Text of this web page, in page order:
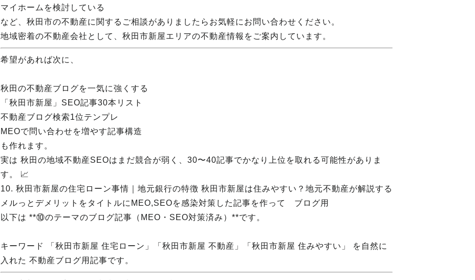
マイホームを検討している
など、秋田市の不動産に関するご相談がありましたらお気軽にお問い合わせください。
地域密着の不動産会社として、秋田市新屋エリアの不動産情報をご案内しています。
希望があれば次に、
秋田の不動産ブログを一気に強くする
「秋田市新屋」SEO記事30本リスト
不動産ブログ検索1位テンプレ
MEOで問い合わせを増やす記事構造
も作れます。
実は 秋田の地域不動産SEOはまだ競合が弱く、30〜40記事でかなり上位を取れる可能性がありま
す。 📈
10. 秋田市新屋の住宅ローン事情｜地元銀行の特徴 秋田市新屋は住みやすい？地元不動産が解説する
メルっとデメリットをタイトルにMEO,SEOを感染対策した記事を作って ブログ用
以下は **⑩のテーマのブログ記事（MEO・SEO対策済み）**です。
キーワード 「秋田市新屋 住宅ローン」「秋田市新屋 不動産」「秋田市新屋 住みやすい」 を自然に
入れた 不動産ブログ用記事です。